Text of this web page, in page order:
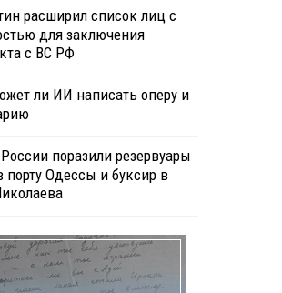
расширил список лиц с
для заключения
с ВС РФ
ли ИИ написать оперу и
поразили резервуары
порту Одессы и буксир в